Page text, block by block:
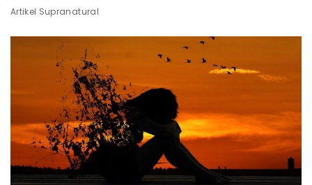
Artikel Supranatural